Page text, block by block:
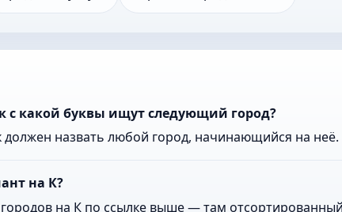
с какой буквы ищут следующий город?
должен назвать любой город, начинающийся на неё.
на К?
на К по ссылке выше — там